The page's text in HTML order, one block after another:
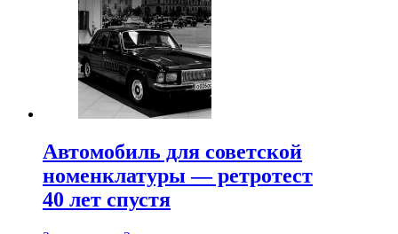
Автомобиль для советской
номенклатуры — ретротест
40 лет спустя